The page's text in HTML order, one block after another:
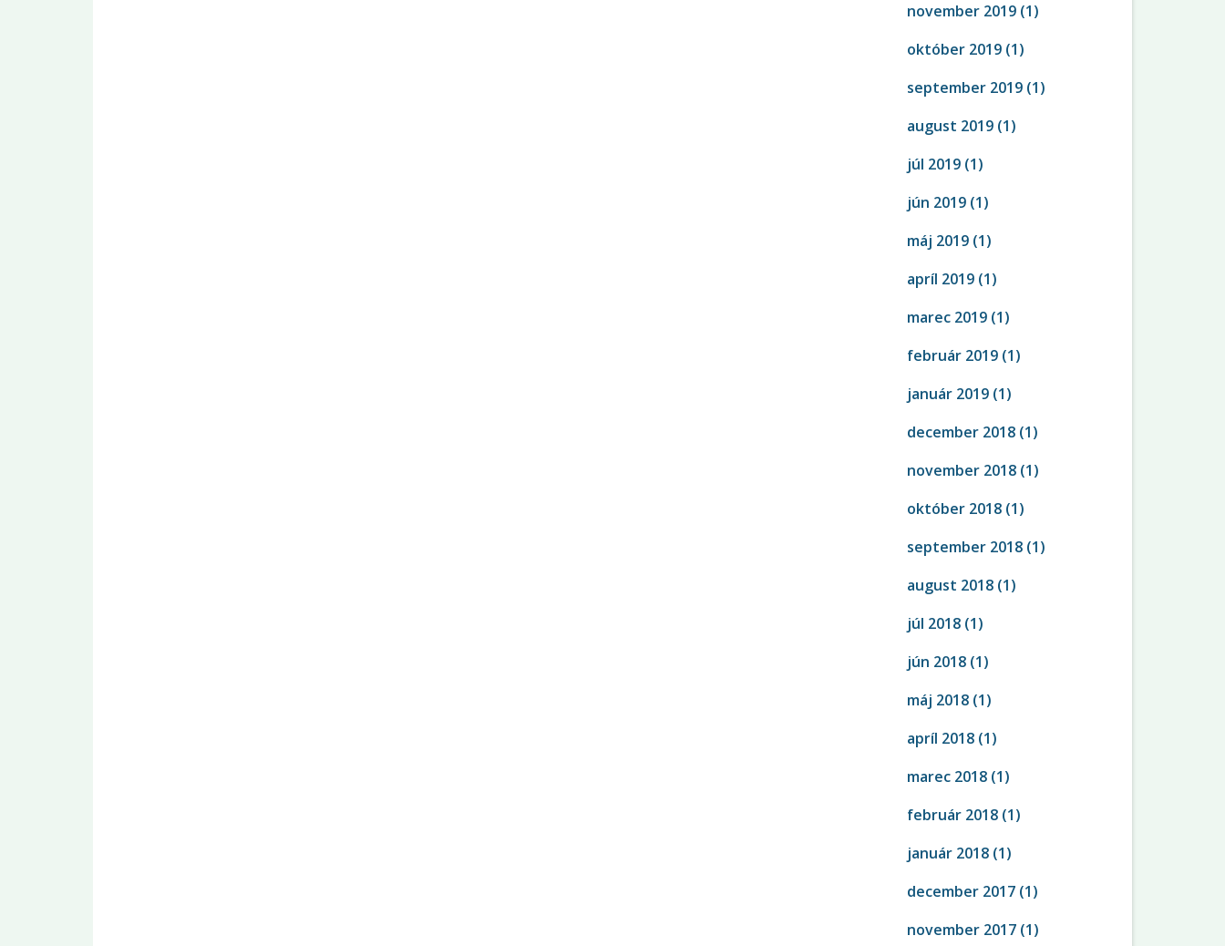
november 2019 (1)
október 2019 (1)
september 2019 (1)
august 2019 (1)
júl 2019 (1)
jún 2019 (1)
máj 2019 (1)
apríl 2019 (1)
marec 2019 (1)
február 2019 (1)
január 2019 (1)
december 2018 (1)
november 2018 (1)
október 2018 (1)
september 2018 (1)
august 2018 (1)
júl 2018 (1)
jún 2018 (1)
máj 2018 (1)
apríl 2018 (1)
marec 2018 (1)
február 2018 (1)
január 2018 (1)
december 2017 (1)
november 2017 (1)